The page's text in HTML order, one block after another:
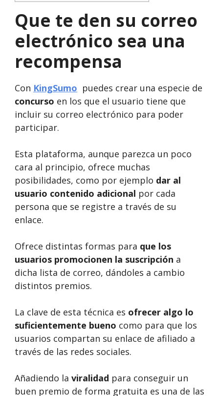
Que te den su correo
electrónico sea una
recompensa
Con KingSumo puedes crear una especie de
concurso en los que el usuario tiene que
incluir su correo electrónico para poder
participar.
Esta plataforma, aunque parezca un poco
cara al principio, ofrece muchas
posibilidades, como por ejemplo dar al
usuario contenido adicional por cada
persona que se registre a través de su
enlace.
Ofrece distintas formas para que los
usuarios promocionen la suscripción a
dicha lista de correo, dándoles a cambio
distintos premios.
La clave de esta técnica es ofrecer algo lo
suficientemente bueno como para que los
usuarios compartan su enlace de afiliado a
través de las redes sociales.
Añadiendo la viralidad para conseguir un
buen premio de forma gratuita es una de las